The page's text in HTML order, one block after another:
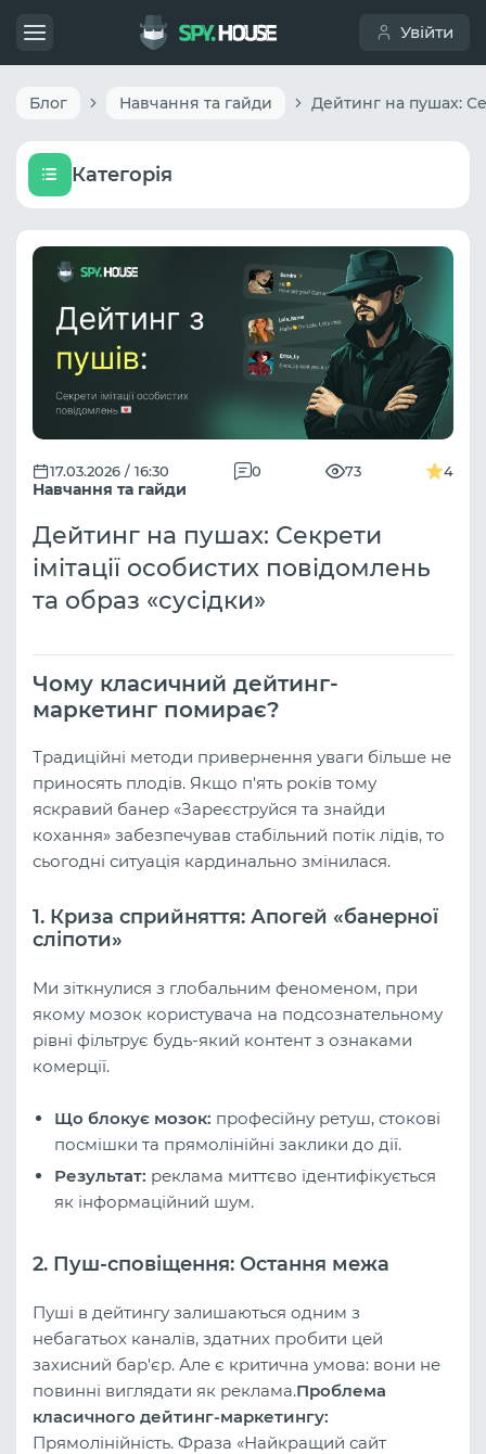
Увійти
Блог Навчання та гайди
Категорія
Навчання та гайди
17.03.2026 / 16:30 0 73 4
Дейтинг на пушах: Секрети
імітації особистих повідомлень
та образ «сусідки»
Чому класичний дейтинг-
маркетинг помирає?
Традиційні методи привернення уваги більше не
приносять плодів. Якщо п'ять років тому
яскравий банер «Зареєструйся та знайди
кохання» забезпечував стабільний потік лідів, то
сьогодні ситуація кардинально змінилася.
1. Криза сприйняття: Апогей «банерної
сліпоти»
Ми зіткнулися з глобальним феноменом, при
якому мозок користувача на подсознательному
рівні фільтрує будь-який контент з ознаками
комерції.
Що блокує мозок: професійну ретуш, стокові
посмішки та прямолінійні заклики до дії.
Результат: реклама миттєво ідентифікується
як інформаційний шум.
2. Пуш-сповіщення: Остання межа
Пуші в дейтингу залишаються одним з
небагатьох каналів, здатних пробити цей
захисний бар'єр. Але є критична умова: вони не
повинні виглядати як реклама.Проблема
класичного дейтинг-маркетингу:
Прямолінійність. Фраза «Найкращий сайт